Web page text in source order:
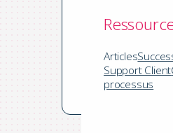
Articles
Support Client
processus
par Yooz le
Automatisation